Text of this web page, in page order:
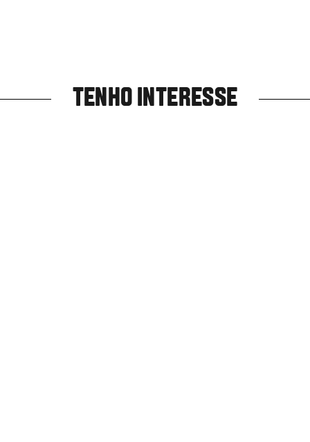
TENHO INTERESSE